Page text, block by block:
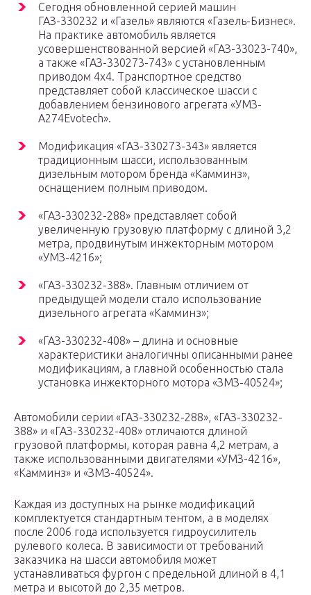
Сегодня обновленной серией машин
ГАЗ-330232 и «Газель» являются «Газель-Бизнес».
На практике автомобиль является
усовершенствованной версией «ГАЗ-33023-740»,
а также «ГАЗ-330273-743» с установленным
приводом 4х4. Транспортное средство
представляет собой классическое шасси с
добавлением бензинового агрегата «УМЗ-
А274Evotech».
Модификация «ГАЗ-330273-343» является
традиционным шасси, использованным
дизельным мотором бренда «Камминз»,
оснащением полным приводом.
«ГАЗ-330232-288» представляет собой
увеличенную грузовую платформу с длиной 3,2
метра, продвинутым инжекторным мотором
«УМЗ-4216»;
«ГАЗ-330232-388». Главным отличием от
предыдущей модели стало использование
дизельного агрегата «Камминз»;
«ГАЗ-330232-408» – длина и основные
характеристики аналогичны описанными ранее
модификациям, а главной особенностью стала
установка инжекторного мотора «ЗМЗ-40524»;
Автомобили серии «ГАЗ-330232-288», «ГАЗ-330232-
388» и «ГАЗ-330232-408» отличаются длиной
грузовой платформы, которая равна 4,2 метрам, а
также использованными двигателями «УМЗ-4216»,
«Камминз» и «ЗМЗ-40524».
Каждая из доступных на рынке модификаций
комплектуется стандартным тентом, а в моделях
после 2006 года используется гидроусилитель
рулевого колеса. В зависимости от требований
заказчика на шасси автомобиля может
устанавливаться фургон с предельной длиной в 4,1
метра и высотой до 2,35 метров.